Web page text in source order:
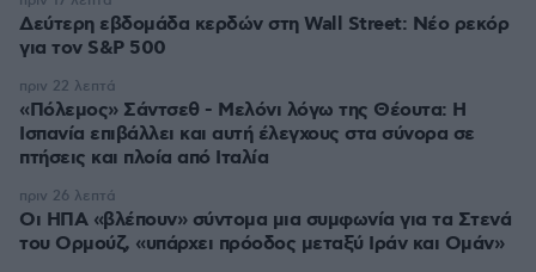
Δεύτερη εβδομάδα κερδών στη Wall Street: Νέο ρεκόρ
για τον S&P 500
«Πόλεμος» Σάντσεθ - Μελόνι λόγω της Θέουτα: Η
Ισπανία επιβάλλει και αυτή έλεγχους στα σύνορα σε
πτήσεις και πλοία από Ιταλία
πριν 22 λεπτά
Οι ΗΠΑ «βλέπουν» σύντομα μια συμφωνία για τα Στενά
του Ορμούζ, «υπάρχει πρόοδος μεταξύ Ιράν και Ομάν»
πριν 26 λεπτά